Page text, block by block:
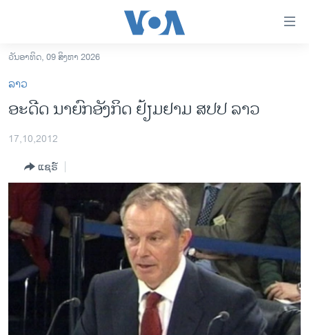
ເຂົ້າ
ຫາ
ຂ້າມ
ໄປ
ຊອກ
ລາວ
ການເລືອກຕັ້ງ ປະທານາທີບໍດີ ສະຫະລັດ 2024
ຂ່າວ​ຈີນ
ເອເຊຍ
ອິດສະຫຼະພາບດ້ານການຂ່າວ
ຊີວິດຊາວລາວ
ຊຸມຊົນຊາວລາວ
ວິທະຍາສາດ-ເທັກໂນໂລຈີ
ວັນອາທິດ, 09 ສິງຫາ 2026
ລາວ
ອະດີດ ນາຍົກອັງກິດ ຢ້ຽມຢາມ ສປປ ລາວ
17,10,2012
ແຊຣ໌